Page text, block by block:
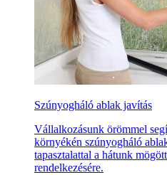
Szúnyogháló ablak javítás
Vállalkozásunk örömmel
környékén szúnyogháló
tapasztalattal a hátunk
rendelkezésére.